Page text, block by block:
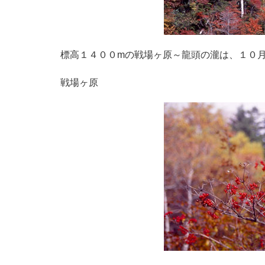
標高１４００mの戦場ヶ原～龍頭の瀧は、１０
戦場ヶ原